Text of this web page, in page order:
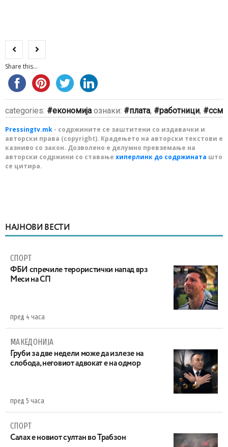
Share this...
categories: економија ознаки: плата, работници, ссм
Pressingtv.mk - содржините се заштитени со издавачки и
авторски права (copyright). Крадењето на авторски текстови е
казниво со закон. Дозволено е делумно превземање на
авторски содржини со ставање хиперлинк до содржината што
се цитира.
НАЈНОВИ ВЕСТИ
СПОРТ
ФБИ спречиле терористички напад врз
Меси на СП
пред 4 часа
МАКЕДОНИЈА
Груби за две недели може да излезе на
слобода, неговиот адвокат е на одмор
пред 5 часа
СПОРТ
Салах е новиот султан во Трабзон